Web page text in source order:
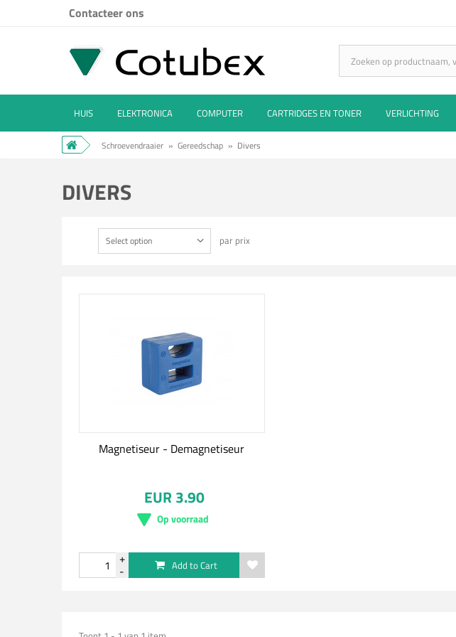
Contacteer ons
HUIS ELEKTRONICA COMPUTER CARTRIDGES EN TONER VERLICHTING
Schroevendraaier » Gereedschap » Divers
DIVERS
Select option par prix
Magnetiseur - Demagnetiseur
EUR 3.90
Op voorraad
Add to Cart